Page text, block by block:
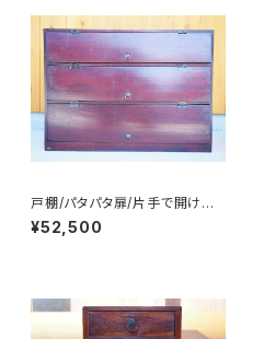
戸棚/パタパタ扉/片手で開け閉
め/No.0269
¥52,500